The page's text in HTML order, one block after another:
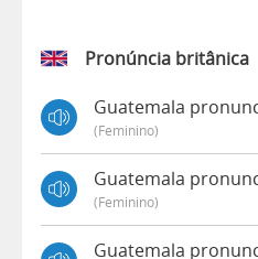
Pronúncia britânica
Guatemala
(feminino)
Guatemala
(feminino)
Guatemala